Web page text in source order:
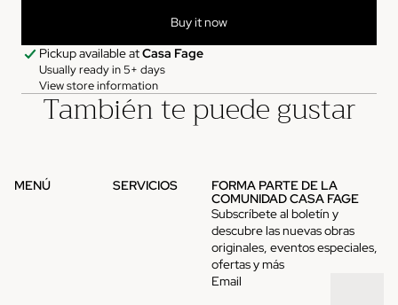
Buy it now
Pickup available atCasa Fage
Usually ready in 5+ days
View store information
También te puede gustar
MENÚ SERVICIOS
FORMA PARTE DE LA
COMUNIDAD CASA FAGE
Subscríbete al boletín y
descubre las nuevas obras
originales, eventos especiales,
ofertas y más
Email